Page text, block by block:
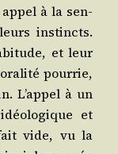
à la sen­
ins­tincts.
et leur
pour­rie,
L’appel à un
et
vide, vu la